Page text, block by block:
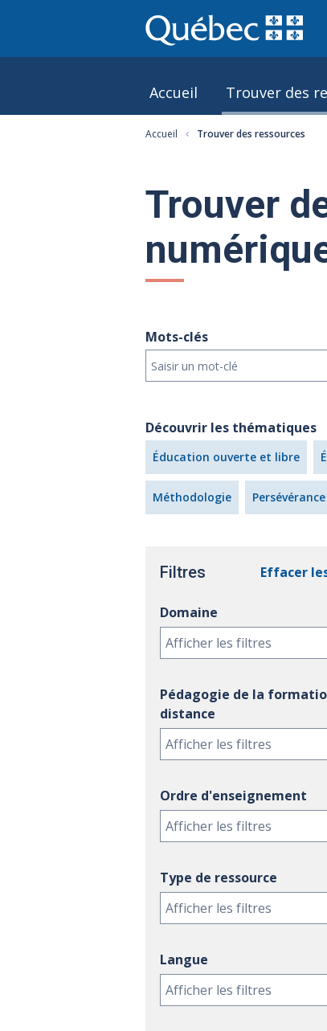
Accueil Trouver des
Accueil Trouver des ressources
Trouver
Mots-clés
Découvrir les thématiques
Éducation ouverte et libre
Méthodologie
Filtres Effacer
Domaine
Afficher les filtres
Pédagogie de la
distance
Afficher les filtres
Ordre d'enseignement
Afficher les filtres
Type de ressource
Afficher les filtres
Langue
Afficher les filtres